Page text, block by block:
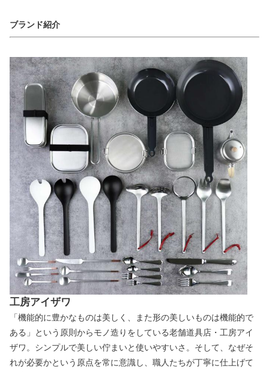
ブランド紹介
工房アイザワ
「機能的に豊かなものは美しく、また形の美しいものは機能的で
ある」という原則からモノ造りをしている老舗道具店・工房アイ
ザワ。シンプルで美しい佇まいと使いやすいさ。そして、なぜそ
れが必要かという原点を常に意識し、職人たちが丁寧に仕上げて